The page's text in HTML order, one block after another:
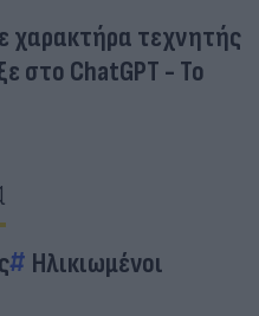
χαρακτήρα τεχνητής
στο ChatGPT - Το
Ηλικιωμένοι